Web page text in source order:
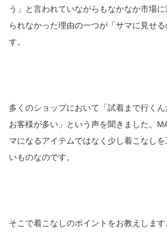
う」と言われていながらもなかなか市場
られなかった理由の一つが「サマに見せ
す。
多くのショップにおいて「試着まで行く
お客様が多い」という声を聞きました。
マになるアイテムではなく少し着こなし
いものなのです。
そこで着こなしのポイントをお教えします